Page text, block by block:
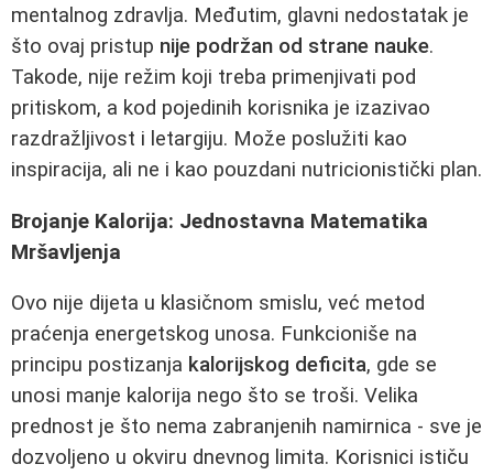
mentalnog zdravlja. Međutim, glavni nedostatak je
što ovaj pristup nije podržan od strane nauke.
Takode, nije režim koji treba primenjivati pod
pritiskom, a kod pojedinih korisnika je izazivao
razdražljivost i letargiju. Može poslužiti kao
inspiracija, ali ne i kao pouzdani nutricionistički plan.
Brojanje Kalorija: Jednostavna Matematika
Mršavljenja
Ovo nije dijeta u klasičnom smislu, već metod
praćenja energetskog unosa. Funkcioniše na
principu postizanja kalorijskog deficita, gde se
unosi manje kalorija nego što se troši. Velika
prednost je što nema zabranjenih namirnica - sve je
dozvoljeno u okviru dnevnog limita. Korisnici ističu